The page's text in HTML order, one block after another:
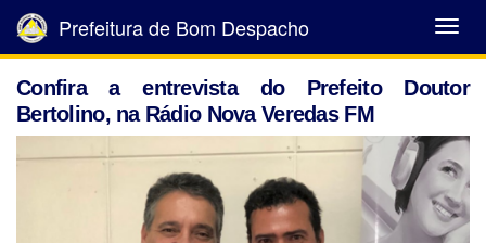
Abrir
Menu
Prefeitura de Bom Despacho
Confira a entrevista do Prefeito Doutor
Bertolino, na Rádio Nova Veredas FM